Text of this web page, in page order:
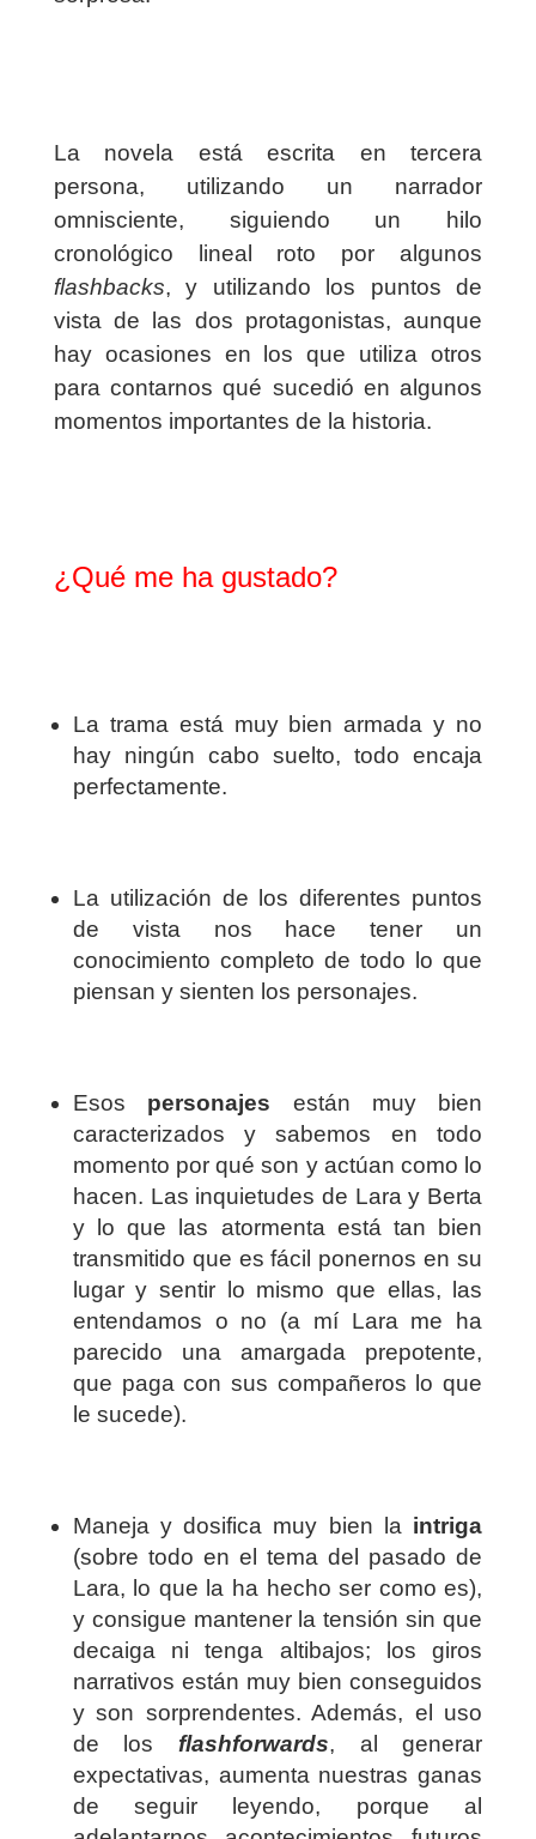
La novela está escrita en tercera
persona, utilizando un narrador
omnisciente, siguiendo un hilo
cronológico lineal roto por algunos
flashbacks, y utilizando los puntos de
vista de las dos protagonistas, aunque
hay ocasiones en los que utiliza otros
para contarnos qué sucedió en algunos
momentos importantes de la historia.
¿Qué me ha gustado?
La trama está muy bien armada y no
hay ningún cabo suelto, todo encaja
perfectamente.
La utilización de los diferentes puntos
de vista nos hace tener un
conocimiento completo de todo lo que
piensan y sienten los personajes.
Esos personajes están muy bien
caracterizados y sabemos en todo
momento por qué son y actúan como lo
hacen. Las inquietudes de Lara y Berta
y lo que las atormenta está tan bien
transmitido que es fácil ponernos en su
lugar y sentir lo mismo que ellas, las
entendamos o no (a mí Lara me ha
parecido una amargada prepotente,
que paga con sus compañeros lo que
le sucede).
Maneja y dosifica muy bien la intriga
(sobre todo en el tema del pasado de
Lara, lo que la ha hecho ser como es),
y consigue mantener la tensión sin que
decaiga ni tenga altibajos; los giros
narrativos están muy bien conseguidos
y son sorprendentes. Además, el uso
de los flashforwards, al generar
expectativas, aumenta nuestras ganas
de seguir leyendo, porque al